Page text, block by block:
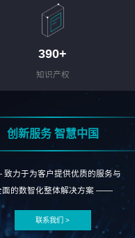
390+
知识产权
创新服务 智慧中国
力于为客户提供优质的服务与
面的数智化整体解决方案 ——
联系我们 >